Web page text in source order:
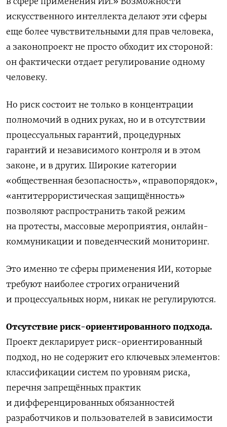
искусственного интеллекта делают эти сферы
еще более чувствительными для прав человека,
а законопроект не просто обходит их стороной:
он фактически отдает регулирование одному
человеку.
Но риск состоит не только в концентрации
полномочий в одних руках, но и в отсутствии
процессуальных гарантий, процедурных
гарантий и независимого контроля и в этом
законе, и в других. Широкие категории
«общественная безопасность», «правопорядок»,
«антитеррористическая защищённость»
позволяют распространить такой режим
на протесты, массовые мероприятия, онлайн-
коммуникации и поведенческий мониторинг.
Это именно те сферы применения ИИ, которые
требуют наиболее строгих ограничений
и процессуальных норм, никак не регулируются.
Отсутствие риск-ориентированного подхода.
Проект декларирует риск-ориентированный
подход, но не содержит его ключевых элементов:
классификации систем по уровням риска,
перечня запрещённых практик
и дифференцированных обязанностей
разработчиков и пользователей в зависимости